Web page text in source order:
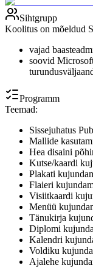
Sihtgrupp
Koolitus on mõeldud
vajad
soovid
Programm
Teemad:
Sissejuhatus
Mallide
Hea disaini
Kutse/kaardi
Plakati
Flaieri
Visiitkaardi
Menüü
Tänukirja
Diplomi
Kalendri
Voldiku
Ajalehe